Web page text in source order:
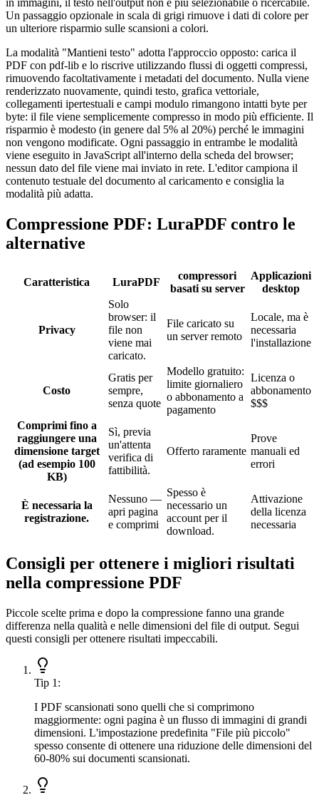
in immagini, il testo nell'output non è più selezionabile o ricercabile.
Un passaggio opzionale in scala di grigi rimuove i dati di colore per
un ulteriore risparmio sulle scansioni a colori.
La modalità "Mantieni testo" adotta l'approccio opposto: carica il
PDF con pdf-lib e lo riscrive utilizzando flussi di oggetti compressi,
rimuovendo facoltativamente i metadati del documento. Nulla viene
renderizzato nuovamente, quindi testo, grafica vettoriale,
collegamenti ipertestuali e campi modulo rimangono intatti byte per
byte: il file viene semplicemente compresso in modo più efficiente. Il
risparmio è modesto (in genere dal 5% al ​​20%) perché le immagini
non vengono modificate. Ogni passaggio in entrambe le modalità
viene eseguito in JavaScript all'interno della scheda del browser;
nessun dato del file viene mai inviato in rete. L'editor campiona il
contenuto testuale del documento al caricamento e consiglia la
modalità più adatta.
Compressione PDF: LuraPDF contro le
alternative
Caratteristica LuraPDF
compressori
basati su server
Applicazioni
desktop
Privacy
Solo
browser: il
file non
viene mai
caricato.
File caricato su
un server remoto
Locale, ma è
necessaria
l'installazione
Costo
Gratis per
sempre,
senza quote
Modello gratuito:
limite giornaliero
o abbonamento a
pagamento
Licenza o
abbonamento
$$$
Comprimi fino a
raggiungere una
dimensione target
(ad esempio 100
KB)
Sì, previa
un'attenta
verifica di
fattibilità.
Offerto raramente
Prove
manuali ed
errori
È necessaria la
registrazione.
Nessuno —
apri pagina
e comprimi
Spesso è
necessario un
account per il
download.
Attivazione
della licenza
necessaria
Consigli per ottenere i migliori risultati
nella compressione PDF
Piccole scelte prima e dopo la compressione fanno una grande
differenza nella qualità e nelle dimensioni del file di output. Segui
questi consigli per ottenere risultati impeccabili.
Tip 1 :
I PDF scansionati sono quelli che si comprimono
maggiormente: ogni pagina è un flusso di immagini di grandi
dimensioni. L'impostazione predefinita "File più piccolo"
spesso consente di ottenere una riduzione delle dimensioni del
60-80% sui documenti scansionati.